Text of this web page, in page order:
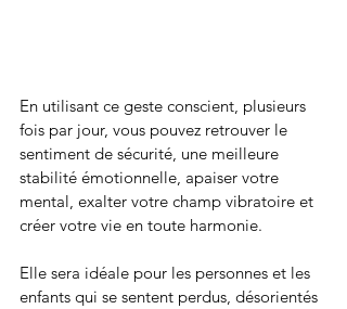
En utilisant ce geste conscient, plusieurs
fois par jour, vous pouvez retrouver le
sentiment de sécurité, une meilleure
stabilité émotionnelle, apaiser votre
mental, exalter votre champ vibratoire et
créer votre vie en toute harmonie.
Elle sera idéale pour les personnes et les
enfants qui se sentent perdus, désorientés